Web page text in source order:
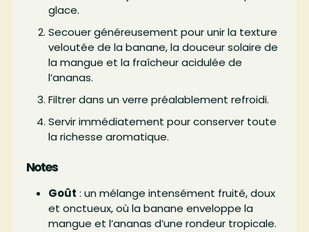
glace.
Secouer généreusement pour unir la texture
veloutée de la banane, la douceur solaire de
la mangue et la fraîcheur acidulée de
l’ananas.
Filtrer dans un verre préalablement refroidi.
Servir immédiatement pour conserver toute
la richesse aromatique.
Notes
Goût : un mélange intensément fruité, doux
et onctueux, où la banane enveloppe la
mangue et l’ananas d’une rondeur tropicale.